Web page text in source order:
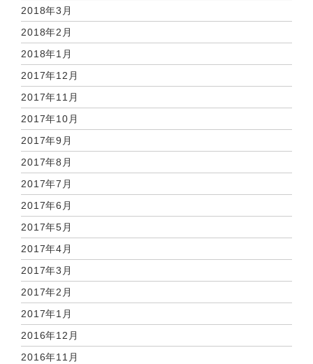
2018年3月
2018年2月
2018年1月
2017年12月
2017年11月
2017年10月
2017年9月
2017年8月
2017年7月
2017年6月
2017年5月
2017年4月
2017年3月
2017年2月
2017年1月
2016年12月
2016年11月